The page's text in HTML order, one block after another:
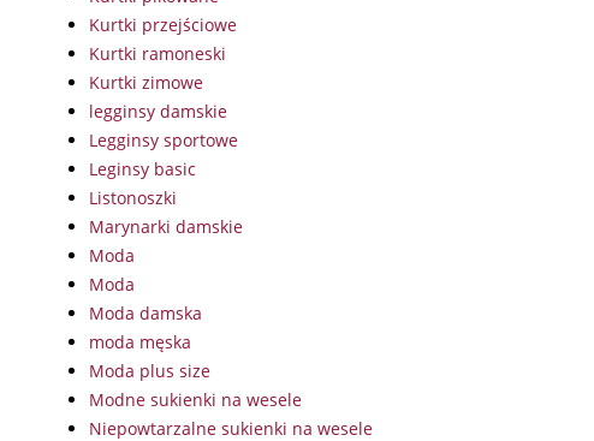
Kurtki przejściowe
Kurtki ramoneski
Kurtki zimowe
legginsy damskie
Legginsy sportowe
Leginsy basic
Listonoszki
Marynarki damskie
Moda
Moda
Moda damska
moda męska
Moda plus size
Modne sukienki na wesele
Niepowtarzalne sukienki na wesele